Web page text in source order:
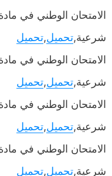
شرعية,تحميل,تحميل
شرعية,تحميل,تحميل
شرعية,تحميل,تحميل
شرعية,تحميل,تحميل